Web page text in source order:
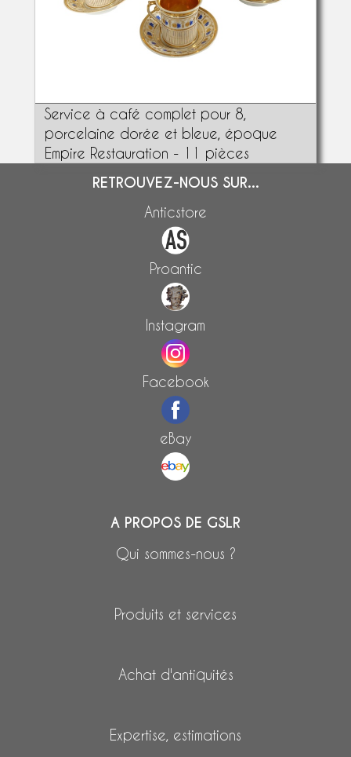
Service à café complet pour 8,
porcelaine dorée et bleue, époque
Empire Restauration - 11 pièces
RETROUVEZ-NOUS SUR...
Anticstore
Proantic
Instagram
Facebook
eBay
A PROPOS DE GSLR
Qui sommes-nous ?
Produits et services
Achat d'antiquités
Expertise, estimations